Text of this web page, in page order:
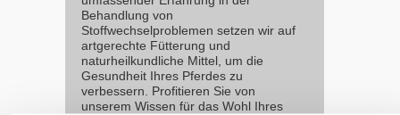
Behandlung von
Stoffwechselproblemen setzen wir auf
artgerechte Fütterung und
naturheilkundliche Mittel, um die
Gesundheit Ihres Pferdes zu
verbessern. Profitieren Sie von
unserem Wissen für das Wohl Ihres